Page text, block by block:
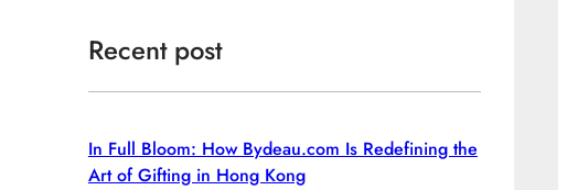
Recent post
In Full Bloom: How Bydeau.com Is Redefining the
Art of Gifting in Hong Kong